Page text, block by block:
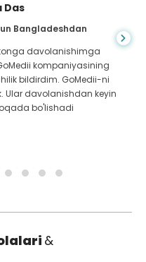
Das
Bangladeshdan
davolanishimga
kompaniyasining
bildirdim. GoMedii-ni
Ular davolanishdan keyin
bo'lishadi
&